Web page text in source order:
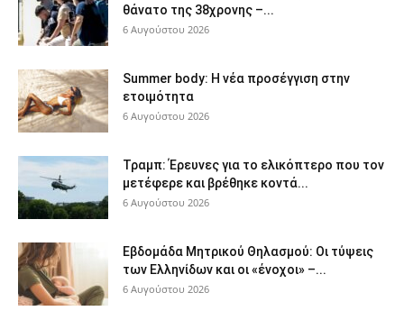
θάνατο της 38χρονης –...
6 Αυγούστου 2026
Summer body: Η νέα προσέγγιση στην
ετοιμότητα
6 Αυγούστου 2026
Τραμπ: Έρευνες για το ελικόπτερο που τον
μετέφερε και βρέθηκε κοντά...
6 Αυγούστου 2026
Εβδομάδα Μητρικού Θηλασμού: Οι τύψεις
των Ελληνίδων και οι «ένοχοι» –...
6 Αυγούστου 2026